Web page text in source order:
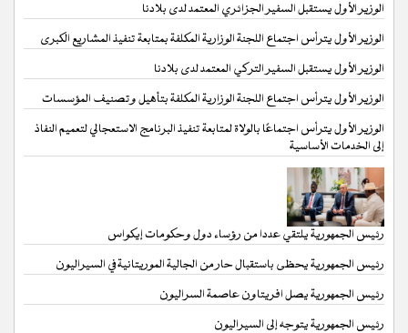
الوزير الأول يستقبل السفير الجزائري المعتمد لدى بلادنا
الوزير الأول يترأس اجتماع اللجنة الوزارية المكلفة بمتابعة تنفيذ المشاريع الكبرى
الوزير الأول يستقبل السفير التركي المعتمد لدى بلادنا
الوزير الأول يترأس اجتماع اللجنة الوزارية المكلفة بتأهيل وتصنيف المؤسسات
الوزير الأول يترأس اجتماعًا بالولاة لمتابعة تنفيذ البرنامج الاستعجالي لتعميم النفاذ
إلى الخدمات الأساسية
رئيس الجمهورية يلتقي عددا من رؤساء دول وحكومات إيكواس
رئيس الجمهورية يحظى باستقبال حار من الجالية الموريتانية في السيراليون
رئيس الجمهورية يصل افريتاون عاصمة السراليون
رئيس الجمهورية يتوجه إلى السيراليون